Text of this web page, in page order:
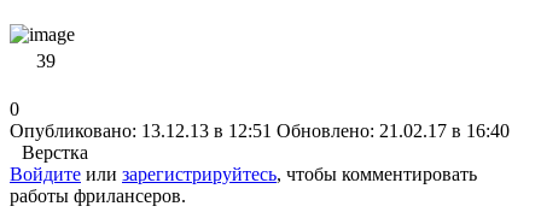
39
0
Опубликовано: 13.12.13 в 12:51 Обновлено: 21.02.17 в 16:40
Верстка
Войдите или зарегистрируйтесь, чтобы комментировать
работы фрилансеров.